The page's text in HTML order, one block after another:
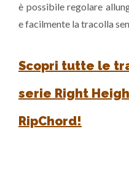
è possibile regolare
e facilmente la tracolla
Scopri tutte le
serie Right
RipChord!